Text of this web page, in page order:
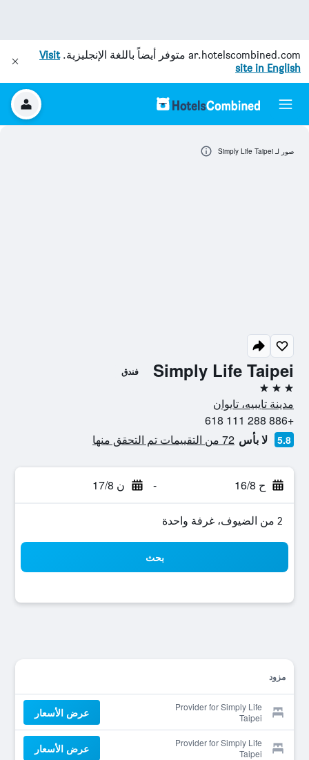
ar.hotelscombined.com متوفر أيضاً باللغة الإنجليزية.Visit
site in English
Simply Life Taipei فندق
3 نجوم
مدينة تايبيه، تايوان
+886 288 111 618
5.8 لا بأس 72 من التقييمات تم التحقق منها
ح 16/8 - ن 17/8
2 من الضيوف، غرفة واحدة
بحث
مزود
Provider for Simply Life
Taipei
عرض الأسعار
Provider for Simply Life
Taipei
عرض الأسعار
صور لـ Simply Life Taipei